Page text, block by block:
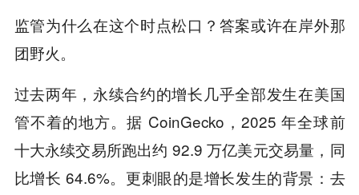
监管为什么在这个时点松口？答案或许在岸外那
团野火。
过去两年，永续合约的增长几乎全部发生在美国
管不着的地方。据 CoinGecko，2025 年全球前
十大永续交易所跑出约 92.9 万亿美元交易量，同
比增长 64.6%。更刺眼的是增长发生的背景： 去